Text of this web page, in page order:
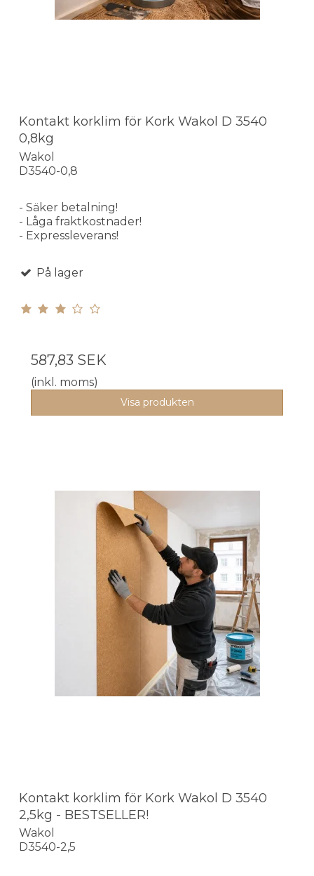
Kontakt korklim för Kork Wakol D 3540
0,8kg
Wakol
D3540-0,8
- Säker betalning!
- Låga fraktkostnader!
- Expressleverans!
På lager
587,83 SEK
(inkl. moms)
Visa produkten
Kontakt korklim för Kork Wakol D 3540
2,5kg - BESTSELLER!
Wakol
D3540-2,5